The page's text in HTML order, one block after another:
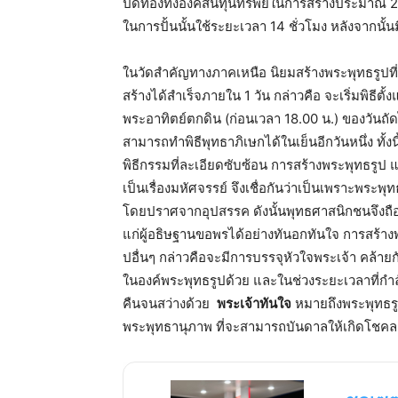
ในการปั้นนั้นใช้ระยะเวลา 14 ชั่วโมง หลังจากนั้
ในวัดสำคัญทางภาคเหนือ นิยมสร้างพระพุทธรูป
สร้างได้สำเร็จภายใน 1 วัน กล่าวคือ จะเริ่มพิธี
พระอาทิตย์ตกดิน (ก่อนเวลา 18.00 น.) ของวันถั
สามารถทำพิธีพุทธาภิเษกได้ในเย็นอีกวันหนึ่ง ทั้
พิธีกรรมที่ละเอียดซับซ้อน การสร้างพระพุทธรูป
เป็นเรื่องมหัศจรรย์ จึงเชื่อกันว่าเป็นเพราะพร
โดยปราศจากอุปสรรค ดังนั้นพุทธศาสนิกชนจึงถื
แก่ผู้อธิษฐานขอพรได้อย่างทันอกทันใจ การสร้า
ปอื่นๆ กล่าวคือจะมีการบรรจุหัวใจพระเจ้า คล้า
ในองค์พระพุทธรูปด้วย และในช่วงระยะเวลาที่
คืนจนสว่างด้วย พระเจ้าทันใจ หมายถึงพระพุทธ
พระพุทธานุภาพ ที่จะสามารถบันดาลให้เกิดโช